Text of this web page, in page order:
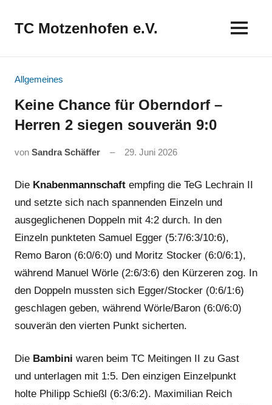
InhaltTC Motzenhofen e.V.
Allgemeines
Keine Chance für Oberndorf –
Herren 2 siegen souverän 9:0
von Sandra Schäffer 29. Juni 2026
Die Knabenmannschaft empfing die TeG Lechrain II
und setzte sich nach spannenden Einzeln und
ausgeglichenen Doppeln mit 4:2 durch. In den
Einzeln punkteten Samuel Egger (5:7/6:3/10:6),
Remo Baron (6:0/6:0) und Moritz Stocker (6:0/6:1),
während Manuel Wörle (2:6/3:6) den Kürzeren zog. In
den Doppeln mussten sich Egger/Stocker (0:6/1:6)
geschlagen geben, während Wörle/Baron (6:0/6:0)
souverän den vierten Punkt sicherten.
Die Bambini waren beim TC Meitingen II zu Gast
und unterlagen mit 1:5. Den einzigen Einzelpunkt
holte Philipp Schießl (6:3/6:2). Maximilian Reich